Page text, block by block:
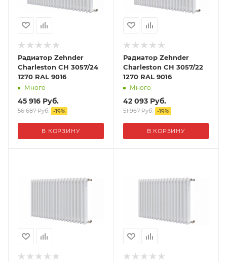
Радиатор Zehnder
Charleston CH 3057/24
1270 RAL 9016
Много
45 916 Руб.
56 687Руб. -19%
В КОРЗИНУ
Радиатор Zehnder
Charleston CH 3057/22
1270 RAL 9016
Много
42 093Руб.
51 967Руб. -19%
В КОРЗИНУ